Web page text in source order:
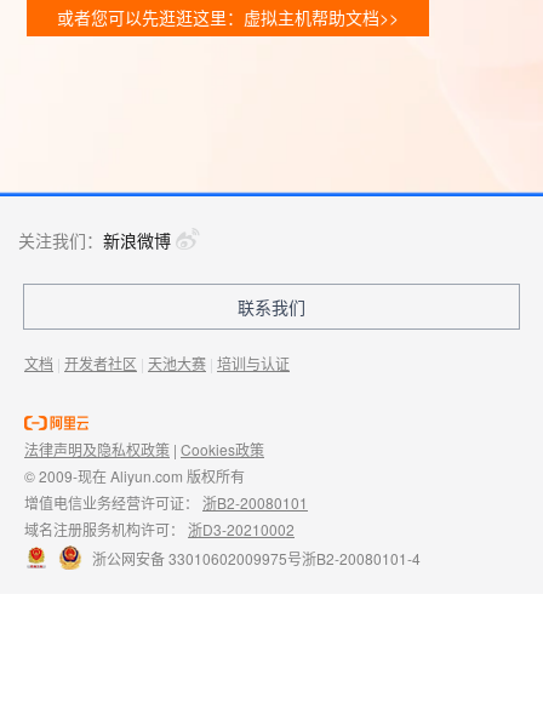
或者您可以先逛逛这里：虚拟主机帮助文档>>